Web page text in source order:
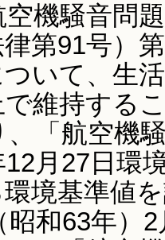
機騒音問
第91号）
いて、生
維持する
「航空機
月27日環
境基準値
和63年）